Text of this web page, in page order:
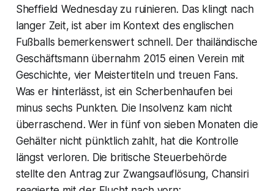
Sheffield Wednesday zu ruinieren. Das klingt nach
langer Zeit, ist aber im Kontext des englischen
Fußballs bemerkenswert schnell. Der thailändische
Geschäftsmann übernahm 2015 einen Verein mit
Geschichte, vier Meistertiteln und treuen Fans.
Was er hinterlässt, ist ein Scherbenhaufen bei
minus sechs Punkten. Die Insolvenz kam nicht
überraschend. Wer in fünf von sieben Monaten die
Gehälter nicht pünktlich zahlt, hat die Kontrolle
längst verloren. Die britische Steuerbehörde
stellte den Antrag zur Zwangsauflösung, Chansiri